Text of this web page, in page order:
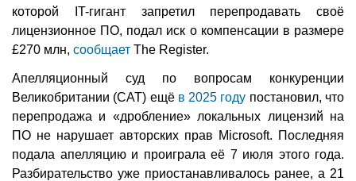
которой IT-гигант запретил перепродавать своё
лицензионное ПО, подал иск о компенсации в размере
£270 млн, сообщает The Register.
Апелляционный суд по вопросам конкуренции
Великобритании (CAT) ещё в 2025 году постановил, что
перепродажа и «дробление» локальных лицензий на
ПО не нарушает авторских прав Microsoft. Последняя
подала апелляцию и проиграла её 7 июля этого года.
Разбирательство уже приостанавливалось ранее, а 21